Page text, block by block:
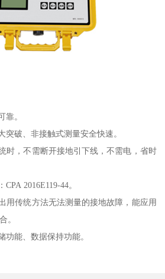
靠。
突破、非接触式测量安全快速。
时，不需断开接地引下线，不需电，省时
2016E119-44。
用传统方法无法测量的接地故障，能应用
。
功能、数据保持功能。